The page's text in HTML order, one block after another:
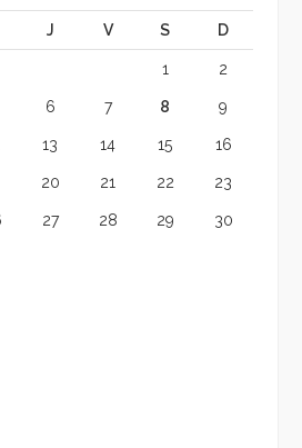
J V S D
1 2
6 7 8 9
13 14 15 16
20 21 22 23
27 28 29 30